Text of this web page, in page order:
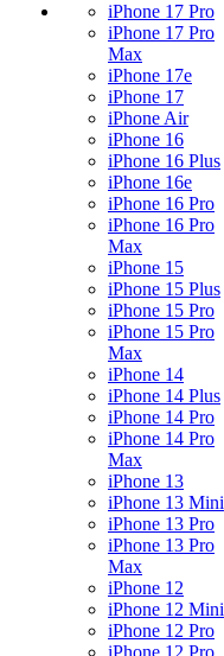
iPhone 17 Pro
iPhone 17 Pro
Max
iPhone 17e
iPhone 17
iPhone Air
iPhone 16
iPhone 16 Plus
iPhone 16e
iPhone 16 Pro
iPhone 16 Pro
Max
iPhone 15
iPhone 15 Plus
iPhone 15 Pro
iPhone 15 Pro
Max
iPhone 14
iPhone 14 Plus
iPhone 14 Pro
iPhone 14 Pro
Max
iPhone 13
iPhone 13 Mini
iPhone 13 Pro
iPhone 13 Pro
Max
iPhone 12
iPhone 12 Mini
iPhone 12 Pro
iPhone 12 Pro